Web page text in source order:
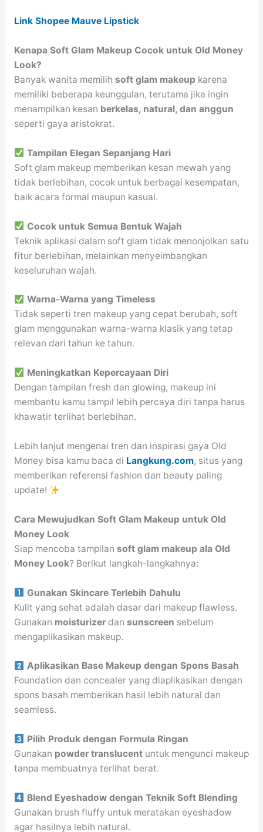
Link Shopee Mauve Lipstick
Kenapa Soft Glam Makeup Cocok untuk Old Money
Look?
Banyak wanita memilih soft glam makeup karena
memiliki beberapa keunggulan, terutama jika ingin
menampilkan kesan berkelas, natural, dan anggun
seperti gaya aristokrat.
Tampilan Elegan Sepanjang Hari
Soft glam makeup memberikan kesan mewah yang
tidak berlebihan, cocok untuk berbagai kesempatan,
baik acara formal maupun kasual.
Cocok untuk Semua Bentuk Wajah
Teknik aplikasi dalam soft glam tidak menonjolkan satu
fitur berlebihan, melainkan menyeimbangkan
keseluruhan wajah.
Warna-Warna yang Timeless
Tidak seperti tren makeup yang cepat berubah, soft
glam menggunakan warna-warna klasik yang tetap
relevan dari tahun ke tahun.
Meningkatkan Kepercayaan Diri
Dengan tampilan fresh dan glowing, makeup ini
membantu kamu tampil lebih percaya diri tanpa harus
khawatir terlihat berlebihan.
Lebih lanjut mengenai tren dan inspirasi gaya Old
Money bisa kamu baca di Langkung.com, situs yang
memberikan referensi fashion dan beauty paling
update!
Cara Mewujudkan Soft Glam Makeup untuk Old
Money Look
Siap mencoba tampilan soft glam makeup ala Old
Money Look? Berikut langkah-langkahnya:
Gunakan Skincare Terlebih Dahulu
Kulit yang sehat adalah dasar dari makeup flawless.
Gunakan moisturizerdan sunscreen sebelum
mengaplikasikan makeup.
Aplikasikan Base Makeup dengan Spons Basah
Foundation dan concealer yang diaplikasikan dengan
spons basah memberikan hasil lebih natural dan
seamless.
Pilih Produk dengan Formula Ringan
Gunakan powder translucentuntuk mengunci makeup
tanpa membuatnya terlihat berat.
Blend Eyeshadow dengan Teknik Soft Blending
Gunakan brush fluffy untuk meratakan eyeshadow
agar hasilnya lebih natural.